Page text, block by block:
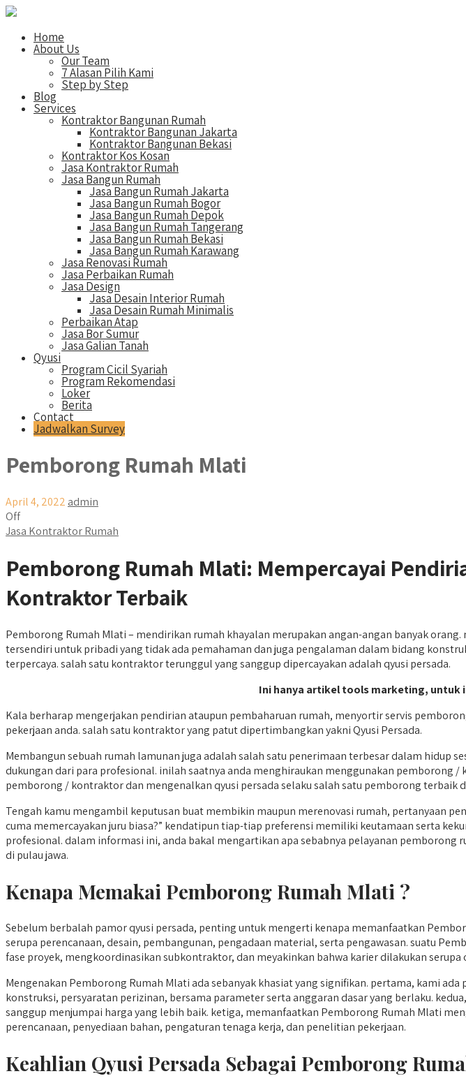
Home
About Us
Our Team
7 Alasan Pilih Kami
Step by Step
Blog
Services
Kontraktor Bangunan Rumah
Kontraktor Bangunan Jakarta
Kontraktor Bangunan Bekasi
Kontraktor Kos Kosan
Jasa Kontraktor Rumah
Jasa Bangun Rumah
Jasa Bangun Rumah Jakarta
Jasa Bangun Rumah Bogor
Jasa Bangun Rumah Depok
Jasa Bangun Rumah Tangerang
Jasa Bangun Rumah Bekasi
Jasa Bangun Rumah Karawang
Jasa Renovasi Rumah
Jasa Perbaikan Rumah
Jasa Design
Jasa Desain Interior Rumah
Jasa Desain Rumah Minimalis
Perbaikan Atap
Jasa Bor Sumur
Jasa Galian Tanah
Qyusi
Program Cicil Syariah
Program Rekomendasi
Loker
Berita
Contact
Jadwalkan Survey
Pemborong Rumah Mlati
April 4, 2022 admin
Off
Jasa Kontraktor Rumah
Pemborong Rumah Mlati: Mempercayai
Kontraktor Terbaik
Pemborong Rumah Mlati – mendirikan rumah khayalan merupakan angan-angan banyak
tersendiri untuk pribadi yang tidak ada pemahaman dan juga pengalaman dalam bidang
terpercaya. salah satu kontraktor terunggul yang sanggup dipercayakan adalah qyusi persada.
Ini hanya artikel tools marketing, untuk
Kala berharap mengerjakan pendirian ataupun pembaharuan rumah, menyortir servis
pekerjaan anda. salah satu kontraktor yang patut dipertimbangkan yakni Qyusi Persada.
Membangun sebuah rumah lamunan juga adalah salah satu penerimaan terbesar dalam hidup
dukungan dari para profesional. inilah saatnya anda menghiraukan menggunakan pemborong
pemborong / kontraktor dan mengenalkan qyusi persada selaku salah satu pemborong terbaik
Tengah kamu mengambil keputusan buat membikin maupun merenovasi rumah, pertanyaan
cuma memercayakan juru biasa?” kendatipun tiap-tiap preferensi memiliki keutamaan serta
profesional. dalam informasi ini, anda bakal mengartikan apa sebabnya pelayanan pemborong
di pulau jawa.
Kenapa Memakai Pemborong Rumah Mlati ?
Sebelum berbalah pamor qyusi persada, penting untuk mengerti kenapa memanfaatkan
serupa perencanaan, desain, pembangunan, pengadaan material, serta pengawasan. suatu
fase proyek, mengkoordinasikan subkontraktor, dan meyakinkan bahwa karier dilakukan
Mengenakan Pemborong Rumah Mlati ada sebanyak khasiat yang signifikan. pertama, kami
konstruksi, persyaratan perizinan, bersama parameter serta anggaran dasar yang berlaku.
sanggup menjumpai harga yang lebih baik. ketiga, memanfaatkan Pemborong Rumah Mlati
perencanaan, penyediaan bahan, pengaturan tenaga kerja, dan penelitian pekerjaan.
Keahlian Qyusi Persada Sebagai Pemborong